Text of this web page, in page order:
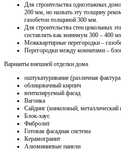
Для строительства одноэтажных
200 мм, но назвать эту толщину
газобетон толщиной 300 мм.
Для строительства стен цокольных
составлять как минимум 300 – 400
Межквартирные перегородки –
Перегородки между комнатами –
Варианты внешней отделки дома
оштукатуривание (различная
облицовачный кирпич
вентилируемый фасад
Вагонка
Сайдинг (виниловый, металлический
Блок-хаус
Фибролит
Готовая фасадная система
Керамогранит
Алюминиевые панели